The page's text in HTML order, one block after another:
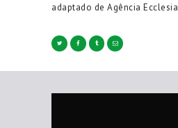
adaptado de Agência Ecclesia